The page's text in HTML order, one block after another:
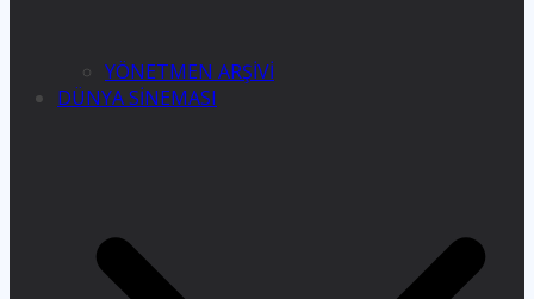
YÖNETMEN ARŞİVİ
DÜNYA SİNEMASI